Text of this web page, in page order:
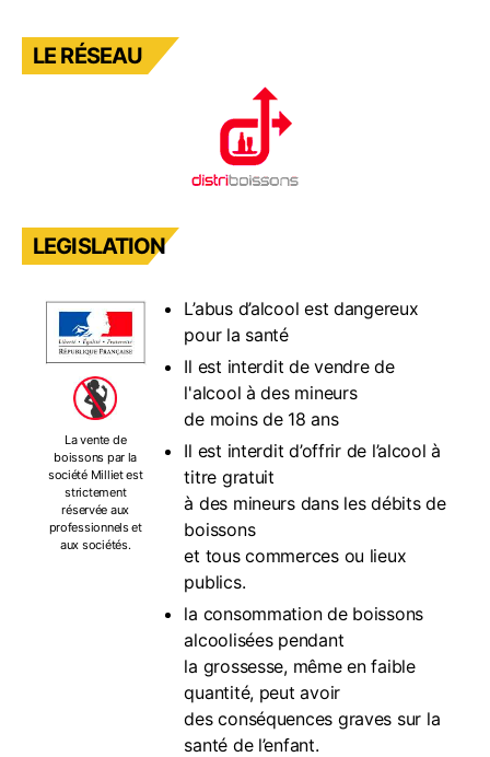
LE RÉSEAU
LEGISLATION
La vente de
boissons par la
société Milliet est
strictement
réservée aux
professionnels et
aux sociétés.
L’abus d’alcool est dangereux
pour la santé
Il est interdit de vendre de
l'alcool à des mineurs
de moins de 18 ans
Il est interdit d’offrir de l’alcool à
titre gratuit
à des mineurs dans les débits de
boissons
et tous commerces ou lieux
publics.
la consommation de boissons
alcoolisées pendant
la grossesse, même en faible
quantité, peut avoir
des conséquences graves sur la
santé de l’enfant.